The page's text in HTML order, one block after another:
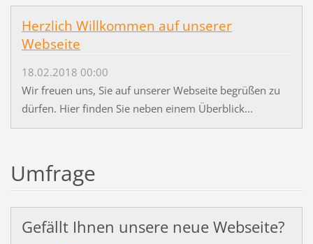
Herzlich Willkommen auf unserer
Webseite
18.02.2018 00:00
Wir freuen uns, Sie auf unserer Webseite begrüßen zu
dürfen. Hier finden Sie neben einem Überblick...
Umfrage
Gefällt Ihnen unsere neue Webseite?